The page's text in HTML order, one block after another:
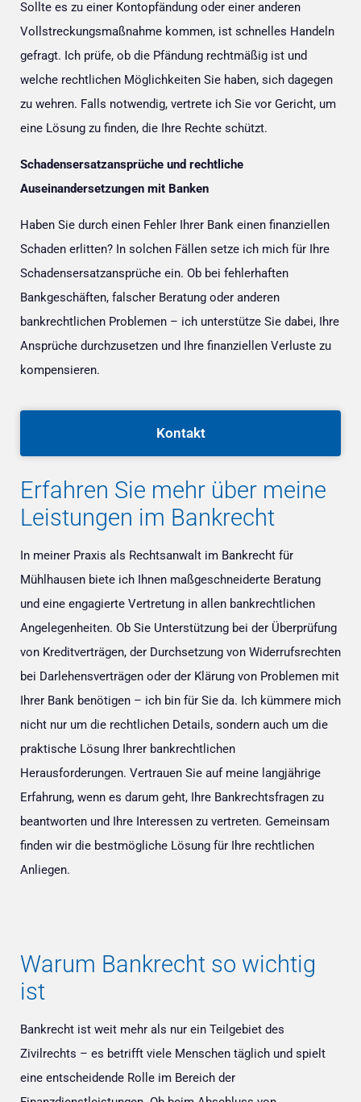
Sollte es zu einer Kontopfändung oder einer anderen
Vollstreckungsmaßnahme kommen, ist schnelles Handeln
gefragt. Ich prüfe, ob die Pfändung rechtmäßig ist und
welche rechtlichen Möglichkeiten Sie haben, sich dagegen
zu wehren. Falls notwendig, vertrete ich Sie vor Gericht, um
eine Lösung zu finden, die Ihre Rechte schützt.
Schadensersatzansprüche und rechtliche
Auseinandersetzungen mit Banken
Haben Sie durch einen Fehler Ihrer Bank einen finanziellen
Schaden erlitten? In solchen Fällen setze ich mich für Ihre
Schadensersatzansprüche ein. Ob bei fehlerhaften
Bankgeschäften, falscher Beratung oder anderen
bankrechtlichen Problemen – ich unterstütze Sie dabei, Ihre
Ansprüche durchzusetzen und Ihre finanziellen Verluste zu
kompensieren.
Kontakt
Erfahren Sie mehr über meine
Leistungen im Bankrecht
In meiner Praxis als Rechtsanwalt im Bankrecht für
Mühlhausen biete ich Ihnen maßgeschneiderte Beratung
und eine engagierte Vertretung in allen bankrechtlichen
Angelegenheiten. Ob Sie Unterstützung bei der Überprüfung
von Kreditverträgen, der Durchsetzung von Widerrufsrechten
bei Darlehensverträgen oder der Klärung von Problemen mit
Ihrer Bank benötigen – ich bin für Sie da. Ich kümmere mich
nicht nur um die rechtlichen Details, sondern auch um die
praktische Lösung Ihrer bankrechtlichen
Herausforderungen. Vertrauen Sie auf meine langjährige
Erfahrung, wenn es darum geht, Ihre Bankrechtsfragen zu
beantworten und Ihre Interessen zu vertreten. Gemeinsam
finden wir die bestmögliche Lösung für Ihre rechtlichen
Anliegen.
Warum Bankrecht so wichtig
ist
Bankrecht ist weit mehr als nur ein Teilgebiet des
Zivilrechts – es betrifft viele Menschen täglich und spielt
eine entscheidende Rolle im Bereich der